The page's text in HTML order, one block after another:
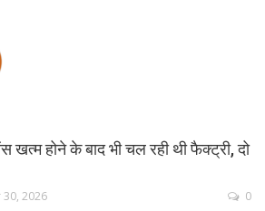
खत्म होने के बाद भी चल रही थी फैक्ट्री, दो
30, 2026 0